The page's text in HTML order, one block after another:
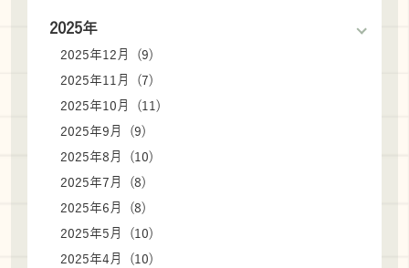
2025年
2025年12月 (9)
2025年11月 (7)
2025年10月 (11)
2025年9月 (9)
2025年8月 (10)
2025年7月 (8)
2025年6月 (8)
2025年5月 (10)
2025年4月 (10)